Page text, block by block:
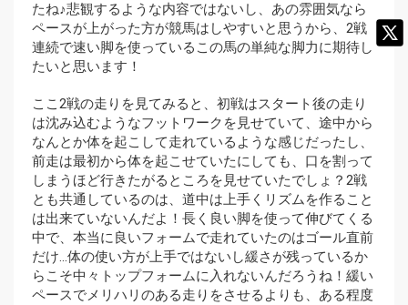
たね♪悲観するような内容ではないし、あの雰囲気なら
ペースが上がった方が競馬はしやすいと思うから、2戦
連続で速い脚を使っているこの馬の単純な脚力に期待し
たいと思います！
ここ2戦の走りを見てみると、初戦はスタート後の走り
は沈み込むようなフットワークを見せていて、途中から
なんとか体を起こして走れているような感じだったし、
前走は最初から体を起こせていたにしても、口を割って
しまうほど行きたがるところを見せていたでしょ？2戦
とも共通しているのは、道中は上手くリズムを作ること
は出来ていないんだよ！長く良い脚を使って伸びてくる
中で、本当に良いフォームで走れていたのはゴール直前
だけ…体の使い方が上手ではないし緩さが残っているか
らこそ中々トップフォームに入れないんだろうね！緩い
ペースでメリハリのある走りをさせるよりも、ある程度